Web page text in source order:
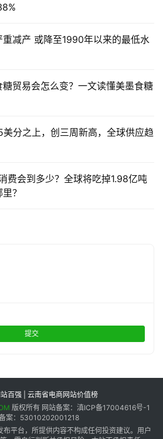
减产 或降至1990年以来的最低水
贸易会怎么变？一文读懂美墨食糖
分之上，创三周新高，全球供应趋
费会到多少？全球将吃掉1.98亿吨
？
提交
百强 | 云南省电商网站价值榜
版权所有 网站备案：滇ICP备17004616号-1
案：53010202001218
布平台，所提供内容不构成任何投资建议。用户